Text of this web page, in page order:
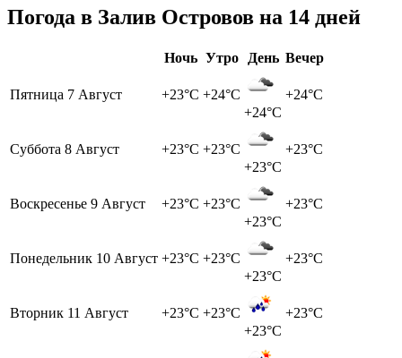
Погода в Залив Островов на 14 дней
Ночь Утро День Вечер
Пятница 7 Август +23°C +24°C
+24°C
+24°C
Суббота 8 Август +23°C +23°C
+23°C
+23°C
Воскресенье 9 Август +23°C +23°C
+23°C
+23°C
Понедельник 10 Август +23°C +23°C
+23°C
+23°C
Вторник 11 Август +23°C +23°C
+23°C
+23°C